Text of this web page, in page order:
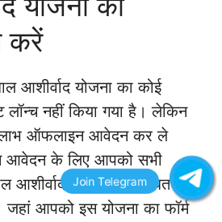
करें
आशीर्वाद योजना का कोई
नहीं किया गया है। लेकिन
ऑफलाइन आवेदन कर ले
के लिए आपको सभी
आशीर्वाद योजना के संबंधित
जहां आपको इस योजना का फॉर्म